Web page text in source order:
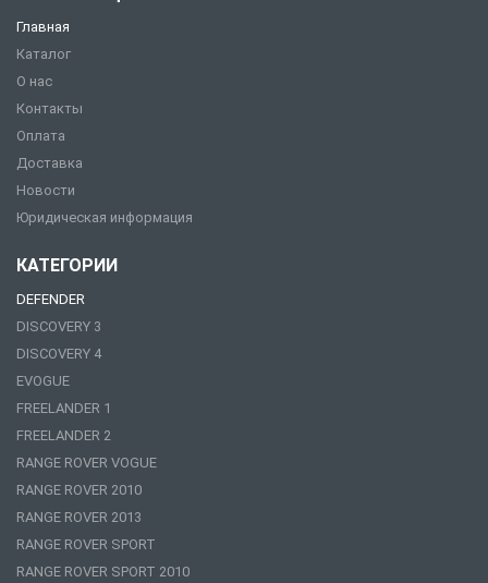
Главная
Каталог
О нас
Контакты
Оплата
Доставка
Новости
Юридическая информация
КАТЕГОРИИ
DEFENDER
DISCOVERY 3
DISCOVERY 4
EVOGUE
FREELANDER 1
FREELANDER 2
RANGE ROVER VOGUE
RANGE ROVER 2010
RANGE ROVER 2013
RANGE ROVER SPORT
RANGE ROVER SPORT 2010